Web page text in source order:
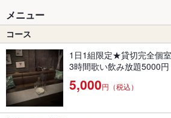
メニュー
コース
1日1組限定★貸切完全個
3時間歌い飲み放題5000
5,000円（税込）